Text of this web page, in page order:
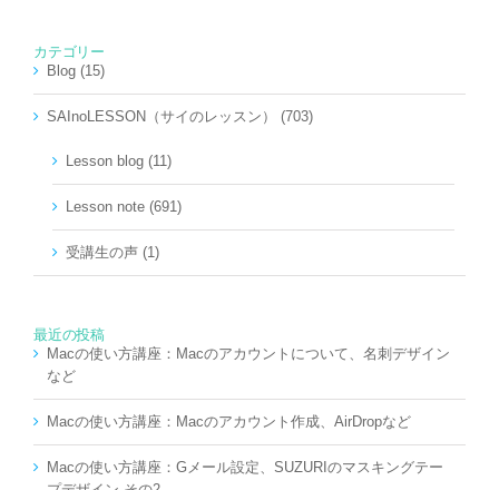
カテゴリー
Blog (15)
SAInoLESSON（サイのレッスン） (703)
Lesson blog (11)
Lesson note (691)
受講生の声 (1)
最近の投稿
Macの使い方講座：Macのアカウントについて、名刺デザイン
など
Macの使い方講座：Macのアカウント作成、AirDropなど
Macの使い方講座：Gメール設定、SUZURIのマスキングテー